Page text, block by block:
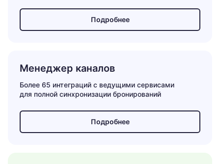
Подробнее
Менеджер каналов
Более 65 интеграций с ведущими сервисами
для полной синхронизации бронирований
Подробнее